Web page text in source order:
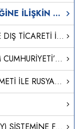
PAZARA GİRİŞ BELGESİ DESTEĞİNE İLİŞKİN GENELGE GÜNCELLENDİ
TÜTÜN ÜRETİMİ, İŞLENMESİ, İÇ VE DIŞ TİCARETİ İLE İLGİLİ USUL VE ESASLAR HAKKINDA YÖNETMELİKTE DEĞİŞİKLİK YAPILMASINA DAİR YÖNETMELİK
ÜLKEMİZDEN AFGANİSTAN İSLAM CUMHURİYETİ’NE GÖNDERİLECEK İNSANİ YARDIM MALZEMELERİNİN DEMİRYOLUYLA SEVKİ AMACIYLA TÜRKİYE CUMHURİYETİ DEVLET DEMİRYOLLARI TAŞIMACILIK A.Ş. GENEL MÜDÜRLÜĞÜNÜN GÖREVLENDİRİLMESİNE İLİŞKİN KARAR (KARAR SAYISI: 8613)
7513 TÜRKİYE CUMHURİYETİ HÜKÜMETİ İLE RUSYA FEDERASYONU HÜKÜMETİ ARASINDA ULUSLARARASI KARAYOLU TAŞIMACILIĞI ANLAŞMASININ ONAYLANMASININ UYGUN BULUNDUĞUNA DAİR KANUN
ELEKTRONİK SÜREÇ YÖNETİM (ESY) SİSTEMİNE FARMAKOVİJİLANS YETKİLİ/VEKİL KAYITLARININ TAŞINMASI